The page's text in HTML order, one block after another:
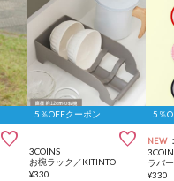

5％OFFクーポン

3COINS
お椀ラック／KITINTO
¥330
5％
NEW
¥330